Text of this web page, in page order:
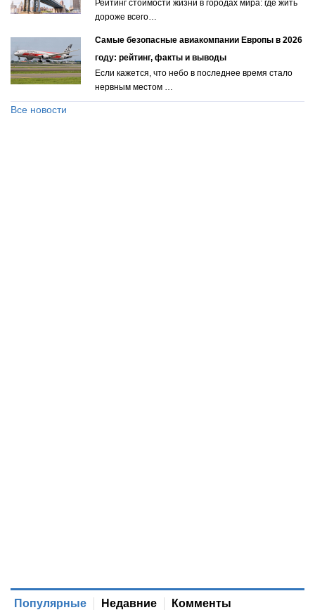
Рейтинг стоимости жизни в городах мира: где жить
дороже всего…
Самые безопасные авиакомпании Европы в 2026
году: рейтинг, факты и выводы
Если кажется, что небо в последнее время стало
нервным местом …
Все новости
Популярные Недавние Комменты